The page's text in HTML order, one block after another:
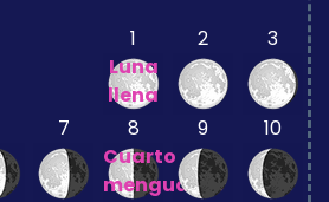
1
Luna
llena
2 3
7
8
Cuarto
menguante
9 10